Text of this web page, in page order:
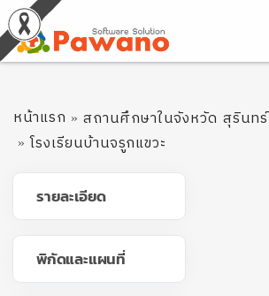
หน้าแรก
สถานศึกษาในจังหวัด สุรินทร์
โรงเรียนบ้านจรูกแขวะ
รายละเอียด
พิกัดและแผนที่